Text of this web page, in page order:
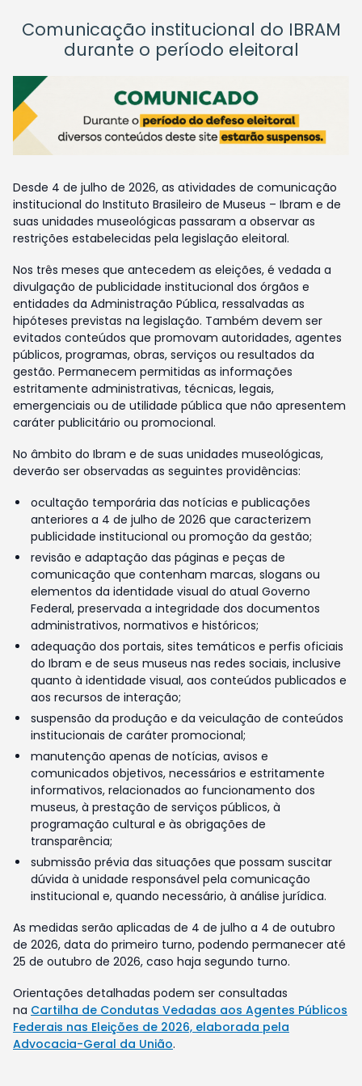
Comunicação institucional do IBRAM
durante o período eleitoral
Desde 4 de julho de 2026, as atividades de comunicação
institucional do Instituto Brasileiro de Museus – Ibram e de
suas unidades museológicas passaram a observar as
restrições estabelecidas pela legislação eleitoral.
Nos três meses que antecedem as eleições, é vedada a
divulgação de publicidade institucional dos órgãos e
entidades da Administração Pública, ressalvadas as
hipóteses previstas na legislação. Também devem ser
evitados conteúdos que promovam autoridades, agentes
públicos, programas, obras, serviços ou resultados da
gestão. Permanecem permitidas as informações
estritamente administrativas, técnicas, legais,
emergenciais ou de utilidade pública que não apresentem
caráter publicitário ou promocional.
No âmbito do Ibram e de suas unidades museológicas,
deverão ser observadas as seguintes providências:
ocultação temporária das notícias e publicações
anteriores a 4 de julho de 2026 que caracterizem
publicidade institucional ou promoção da gestão;
revisão e adaptação das páginas e peças de
comunicação que contenham marcas, slogans ou
elementos da identidade visual do atual Governo
Federal, preservada a integridade dos documentos
administrativos, normativos e históricos;
adequação dos portais, sites temáticos e perfis oficiais
do Ibram e de seus museus nas redes sociais, inclusive
quanto à identidade visual, aos conteúdos publicados e
aos recursos de interação;
suspensão da produção e da veiculação de conteúdos
institucionais de caráter promocional;
manutenção apenas de notícias, avisos e
comunicados objetivos, necessários e estritamente
informativos, relacionados ao funcionamento dos
museus, à prestação de serviços públicos, à
programação cultural e às obrigações de
transparência;
submissão prévia das situações que possam suscitar
dúvida à unidade responsável pela comunicação
institucional e, quando necessário, à análise jurídica.
As medidas serão aplicadas de 4 de julho a 4 de outubro
de 2026, data do primeiro turno, podendo permanecer até
25 de outubro de 2026, caso haja segundo turno.
Orientações detalhadas podem ser consultadas
na Cartilha de Condutas Vedadas aos Agentes Públicos
Federais nas Eleições de 2026, elaborada pela
Advocacia-Geral da União.